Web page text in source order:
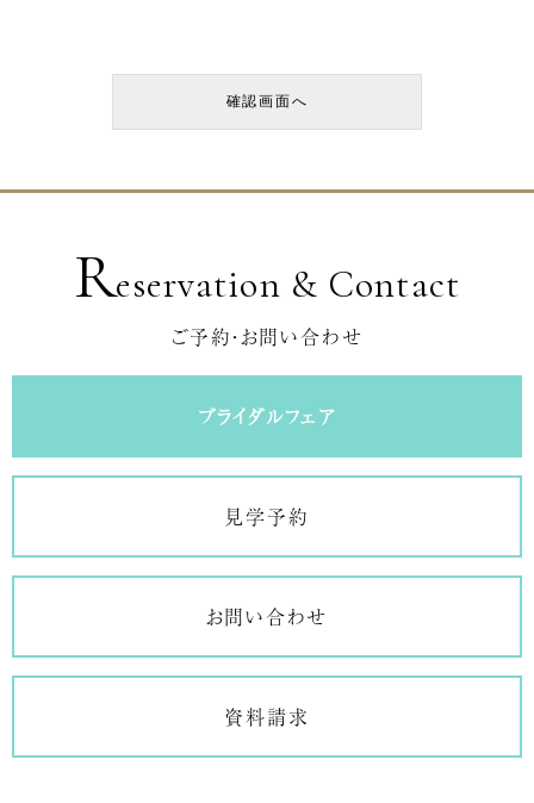
Reservation & Contact
ご予約・お問い合わせ
ブライダルフェア
見学予約
お問い合わせ
資料請求